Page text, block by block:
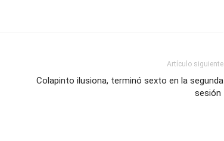
Artículo siguiente
Colapinto ilusiona, terminó sexto en la segunda
sesión